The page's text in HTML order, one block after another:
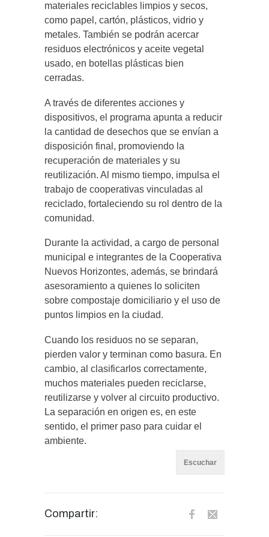
materiales reciclables limpios y secos,
como papel, cartón, plásticos, vidrio y
metales. También se podrán acercar
residuos electrónicos y aceite vegetal
usado, en botellas plásticas bien
cerradas.
A través de diferentes acciones y
dispositivos, el programa apunta a reducir
la cantidad de desechos que se envían a
disposición final, promoviendo la
recuperación de materiales y su
reutilización. Al mismo tiempo, impulsa el
trabajo de cooperativas vinculadas al
reciclado, fortaleciendo su rol dentro de la
comunidad.
Durante la actividad, a cargo de personal
municipal e integrantes de la Cooperativa
Nuevos Horizontes, además, se brindará
asesoramiento a quienes lo soliciten
sobre compostaje domiciliario y el uso de
puntos limpios en la ciudad.
Cuando los residuos no se separan,
pierden valor y terminan como basura. En
cambio, al clasificarlos correctamente,
muchos materiales pueden reciclarse,
reutilizarse y volver al circuito productivo.
La separación en origen es, en este
sentido, el primer paso para cuidar el
ambiente.
Escuchar
Compartir: